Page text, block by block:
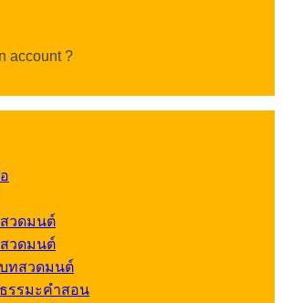
account ?
วดมนต์
วดมนต์
ทสวดมนต์
รรมะคำสอน